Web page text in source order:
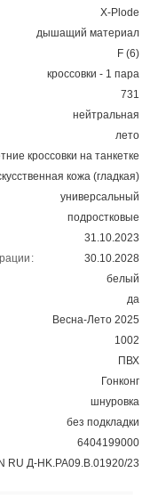
X-Plode
дышащий материал
F (6)
кроссовки - 1 пара
731
нейтральная
лето
кроссовки на танкетке
кожа (гладкая)
универсальный
подростковые
31.10.2023
30.10.2028
белый
да
Весна-Лето 2025
1002
ПВХ
Гонконг
шнуровка
без подкладки
6404199000
RU Д-HK.РА09.В.01920/23